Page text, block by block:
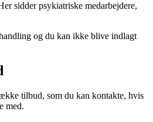
sidder psykiatriske medarbejdere,
og du kan ikke blive indlagt
tilbud, som du kan kontakte, hvis
med.